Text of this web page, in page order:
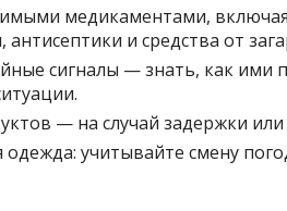
медикаментами,
и средства от
сигналы — знать, как ими
— на случай задержки
одежда: учитывайте смену